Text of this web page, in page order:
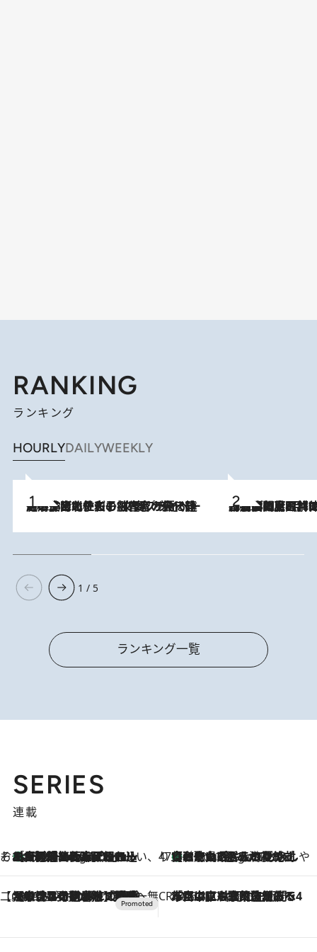
RANKING
ランキング
HOURLYDAILYWEEKLY
2026.8.3
《「文士の子ども被害者の会」発足！》阿川佐和子（72）が語る遠藤周作に北杜夫、劇作家・矢代静一の子どもたちの“文豪プライベート事件簿” 2026.8.8
「最後に見られてよかった」上野動物園の東園パンダ舎が解体前に特別公開。8月16日まで延長されたパネル展と共に辿る“半世紀”のパンダ飼育《解体工事の図面あり》
1 / 5
ランキング一覧
SERIES
連載
そおだよおこの関西おいしい、おやつ紀行3 Hours Ago
［大阪府箕面市］一皿一皿目の前で仕上げられる、料理を巧みに組み込んだアシェットデセールコース「ミチル アシェット デセール（Michiru assiette dessert）」 47都道府県の手みやげ ひんやりスイーツで夏を満喫
3 Hours Ago
【和歌山県】この夏絶対食べたい 冷やしておいしいおやつ3選 みかんがごろっと丸ごと入ったジュレ
【CREA×星野リゾート】唯一無二。癒しと発見が待つ場所へ
2026.8.7
【トンボの足水浴】ヒノキの香りに包まれて涼感マックス！約13℃の湧水かけ流しを避暑地「星野温泉 トンボの湯」で体験 CREA'S CHOICE
2026.8.7
「立川にも歌舞伎があるんだよ」 片岡仁左衛門・市川中車ら豪華座組みで4年目の立川立飛歌舞伎へ